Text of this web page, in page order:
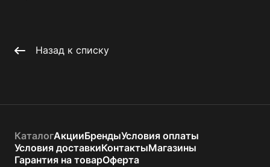
Назад к списку
КаталогАкцииБрендыУсловия оплаты
Условия доставкиКонтактыМагазины
Гарантия на товарОферта